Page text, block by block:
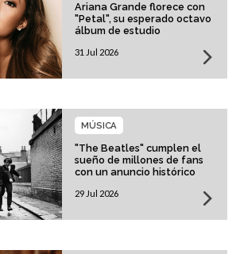
Ariana Grande florece con
"Petal", su esperado octavo
álbum de estudio
31 Jul 2026
"The Beatles" cumplen el
sueño de millones de fans
con un anuncio histórico
MÚSICA
29 Jul 2026